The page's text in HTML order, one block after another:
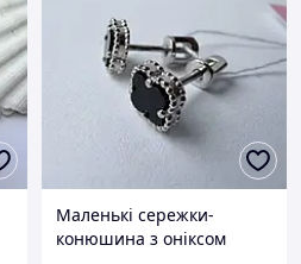
Маленькі сережки-
конюшина з оніксом